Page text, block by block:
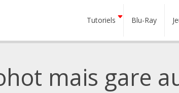
Tutoriels Blu-Ray
mais gare